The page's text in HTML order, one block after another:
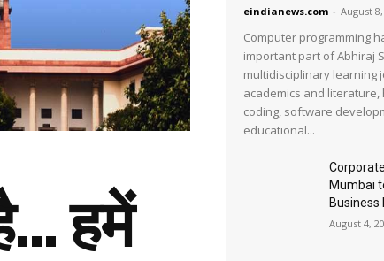
है… हमें
eindianews.com - August
Computer programming
important part of Abhiraj
multidisciplinary learning
academics and
coding, software
educational...
Mumbai
Business
August 4,